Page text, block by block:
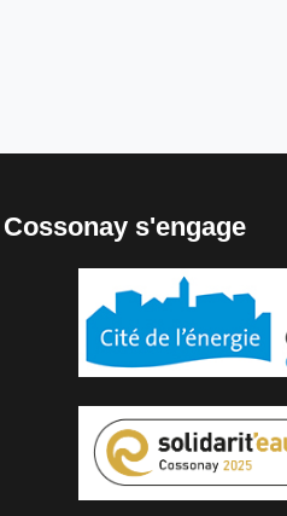
Cossonay s'engage